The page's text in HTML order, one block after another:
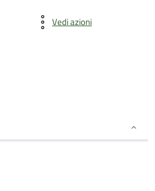
Vedi azioni